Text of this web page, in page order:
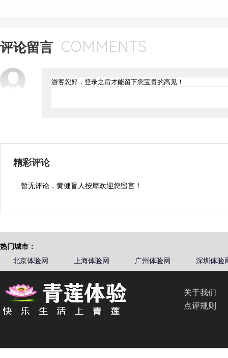
评论留言 COMMENTS
精彩评论
暂无评论，黄健盲人按摩欢迎您留言！
热门城市：
北京体验网
上海体验网 广州体验网 深圳体验
关于我们
点评规则